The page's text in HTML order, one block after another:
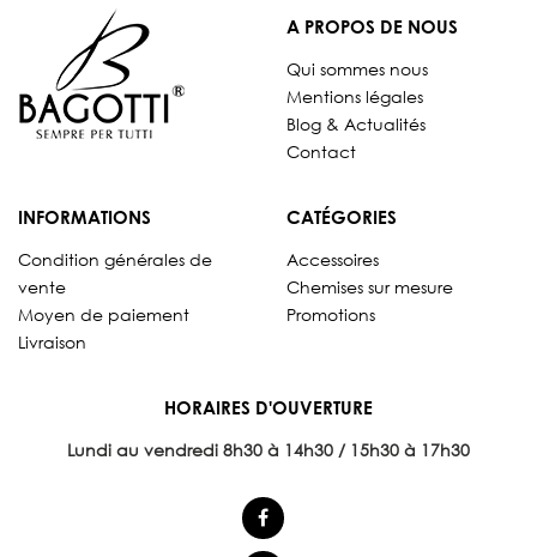
A PROPOS DE NOUS
Qui sommes nous
Mentions légales
Blog & Actualités
Contact
INFORMATIONS
Condition générales de
vente
Moyen de paiement
Livraison
CATÉGORIES
Accessoires
Chemises sur mesure
Promotions
HORAIRES D'OUVERTURE
Lundi au vendredi 8h30 à 14h30 / 15h30 à 17h30